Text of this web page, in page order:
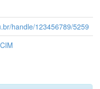
handle/123456789/5259